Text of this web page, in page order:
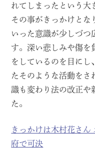
れてしまったという大
その事がきっかけとな
いった意識が少しづつ
す。深い悲しみや傷を
をしているのを目にし
たそのような活動をさ
識も変わり法の改正や
た。
きっかけは木村花さん
府で可決